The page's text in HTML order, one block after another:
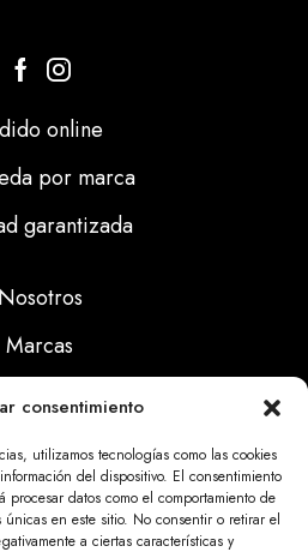
consentimiento
utilizamos tecnologías como las cookies
del dispositivo. El consentimiento
procesar datos como el comportamiento de
en este sitio. No consentir o retirar el
a ciertas características y
online
por marca
garantizada
Nosotros
Marcas
Noticias
Legal